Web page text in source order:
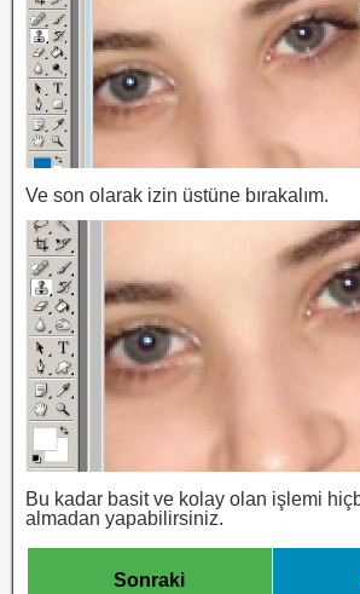
Ve son olarak izin üstüne bırakalım.
Bu kadar basit ve kolay olan işlemi
almadan yapabilirsiniz.
Sonraki